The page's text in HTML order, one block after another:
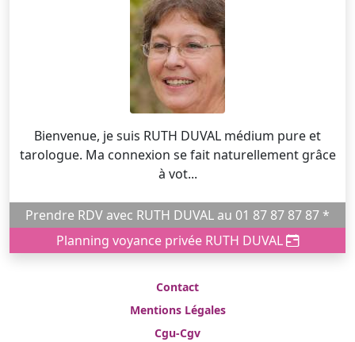
Bienvenue, je suis RUTH DUVAL médium pure et
tarologue. Ma connexion se fait naturellement grâce
à vot...
Prendre RDV avec RUTH DUVAL au 01 87 87 87 87 *
Planning voyance privée RUTH DUVAL
Contact
Mentions Légales
Cgu-Cgv